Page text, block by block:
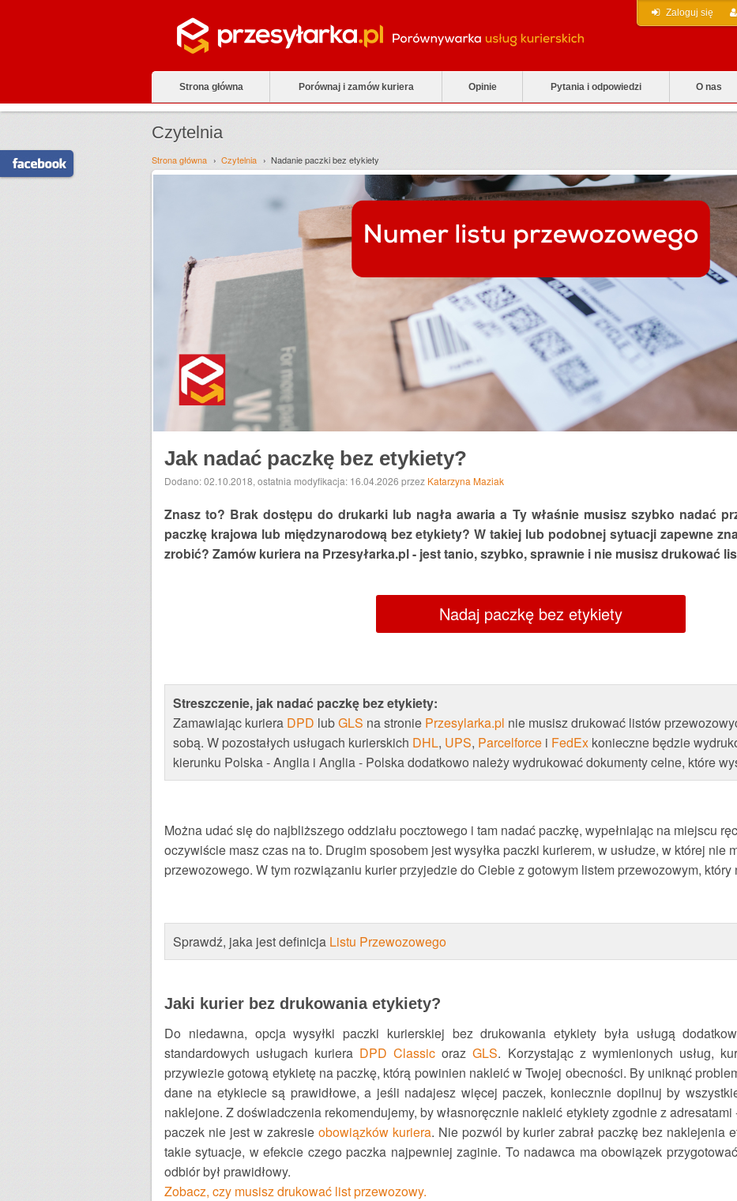
Zaloguj się
Strona główna Porównaj i zamów kuriera Opinie Pytania i odpowiedzi O nas
Czytelnia
Strona główna Czytelnia Nadanie paczki bez etykiety
Jak nadać paczkę bez etykiety?
Dodano: 02.10.2018, ostatnia modyfikacja: 16.04.2026 przez Katarzyna Maziak
Znasz to? Brak dostępu do drukarki lub nagła awaria a Ty właśnie musisz szybko nadać
paczkę krajowa lub międzynarodową bez etykiety? W takiej lub podobnej sytuacji zapewne
zrobić? Zamów kuriera na Przesyłarka.pl - jest tanio, szybko, sprawnie i nie musisz drukować
Nadaj paczkę bez etykiety
Streszczenie, jak nadać paczkę bez etykiety:
Zamawiając kuriera DPD lubGLS na stronie Przesylarka.pl nie musisz drukować listów
sobą. W pozostałych usługach kurierskich DHL, UPS, Parcelforce i FedEx konieczne będzie
kierunku Polska - Anglia i Anglia - Polska dodatkowo należy wydrukować dokumenty celne, które
Można udać się do najbliższego oddziału pocztowego i tam nadać paczkę, wypełniając na miejscu
oczywiście masz czas na to. Drugim sposobem jest wysyłka paczki kurierem, w usłudze, w której nie
przewozowego. W tym rozwiązaniu kurier przyjedzie do Ciebie z gotowym listem przewozowym, który
Sprawdź, jaka jest definicja Listu Przewozowego
Jaki kurier bez drukowania etykiety?
Do niedawna, opcja wysyłki paczki kurierskiej bez drukowania etykiety była usługą
standardowych usługach kuriera DPD Classic orazGLS. Korzystając z wymienionych usług,
przywiezie gotową etykietę na paczkę, którą powinien nakleić w Twojej obecności. By uniknąć
dane na etykiecie są prawidłowe, a jeśli nadajesz więcej paczek, koniecznie dopilnuj by
naklejone. Z doświadczenia rekomendujemy, by własnoręcznie nakleić etykiety zgodnie z
paczek nie jest w zakresie obowiązków kuriera. Nie pozwól by kurier zabrał paczkę bez naklejenia
takie sytuacje, w efekcie czego paczka najpewniej zaginie. To nadawca ma obowiązek
odbiór był prawidłowy.
Zobacz, czy musisz drukować list przewozowy.